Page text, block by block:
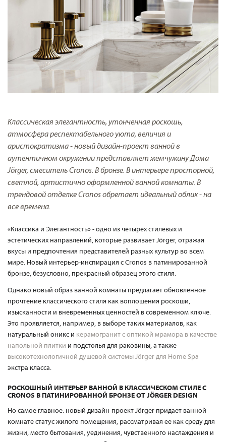
Классическая элегантность, утонченная роскошь,
атмосфера респектабельного уюта, величия и
аристократизма - новый дизайн-проект ванной в
аутентичном окружении представляет жемчужину Дома
Jörger, смеситель Cronos. В бронзе. В интерьере просторной,
светлой, артистично оформленной ванной комнаты. В
трендовой отделке Cronos обретает идеальный облик - на
все времена.
«Классика и Элегантность» - одно из четырех стилевых и
эстетических направлений, которые развивает Jörger, отражая
вкусы и предпочтения представителей разных культур во всем
мире. Новый интерьер-инспирация с Cronos в патинированной
бронзе, безусловно, прекрасный образец этого стиля.
Однако новый образ ванной комнаты предлагает обновленное
прочтение классического стиля как воплощения роскоши,
изысканности и вневременных ценностей в современном ключе.
Это проявляется, например, в выборе таких материалов, как
натуральный оникс и керамогранит с оптикой мрамора в качестве
напольной плитки и подстолья для раковины, а также
высокотехнологичной душевой системы Jörger для Home Spa
экстра класса.
РОСКОШНЫЙ ИНТЕРЬЕР ВАННОЙ В КЛАССИЧЕСКОМ СТИЛЕ С
CRONOS В ПАТИНИРОВАННОЙ БРОНЗЕ ОТ JÖRGER DESIGN
Но самое главное: новый дизайн-проект Jörger придает ванной
комнате статус жилого помещения, рассматривая ее как среду для
жизни, место бытования, уединения, чувственного наслаждения и